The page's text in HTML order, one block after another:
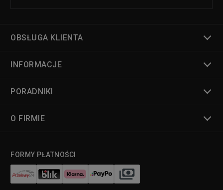
OBSŁUGA KLIENTA
INFORMACJE
PORADNIKI
O FIRMIE
FORMY PŁATNOŚCI